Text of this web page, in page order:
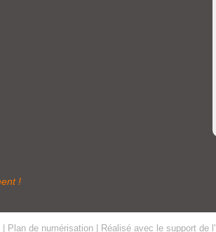
!
Plan de numérisation| Réalisé avec le support de l'